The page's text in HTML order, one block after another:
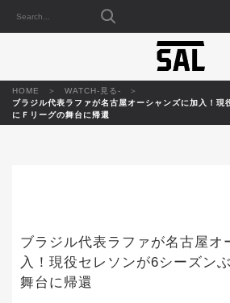
HOME
WATCH-見る-
ブラジル代表ラファが名古屋オーシャンズに加入！現
にＦリーグの舞台に帰還
ブラジル代表ラファが名古屋オ
入！現役セレソンが6シーズン
舞台に帰還